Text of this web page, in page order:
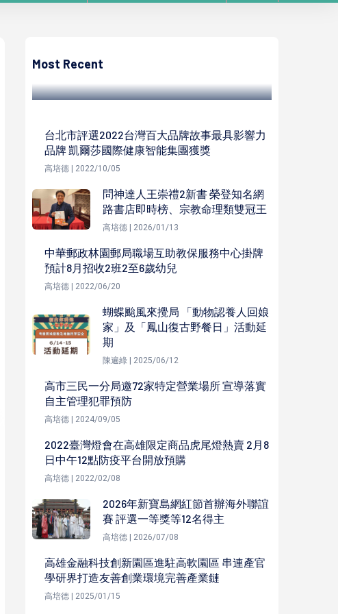
Most Recent
享情資強化企業防護力
台北市評選2022台灣百大品牌故事最具影響力
品牌 凱爾莎國際健康智能集團獲獎
高培德 | 2022/10/05
問神達人王崇禮2新書 榮登知名網
路書店即時榜、宗教命理類雙冠王
高培德 | 2026/01/13
中華郵政林園郵局職場互助教保服務中心掛牌
預計8月招收2班2至6歲幼兒
高培德 | 2022/06/20
蝴蝶颱風來攪局 「動物認養人回娘
家」及「鳳山復古野餐日」活動延
期
陳遍綠 | 2025/06/12
高市三民一分局邀72家特定營業場所 宣導落實
自主管理犯罪預防
高培德 | 2024/09/05
2022臺灣燈會在高雄限定商品虎尾燈熱賣 2月8
日中午12點防疫平台開放預購
高培德 | 2022/02/08
2026年新寶島網紅節首辦海外聯誼
賽 評選一等獎等12名得主
高培德 | 2026/07/08
高雄金融科技創新園區進駐高軟園區 串連產官
學研界打造友善創業環境完善產業鏈
高培德 | 2025/01/15